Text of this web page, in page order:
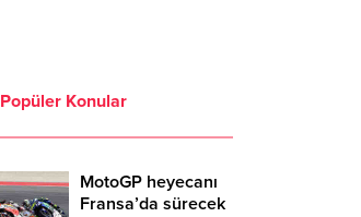
Popüler Konular
MotoGP heyecanı
Fransa’da sürecek